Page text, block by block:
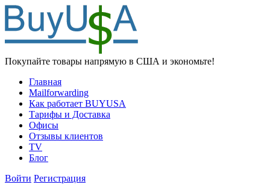
Покупайте товары напрямую в США и экономьте!
Главная
Mailforwarding
Как работает BUYUSA
Тарифы и Доставка
Офисы
Отзывы клиентов
TV
Блог
Войти Регистрация